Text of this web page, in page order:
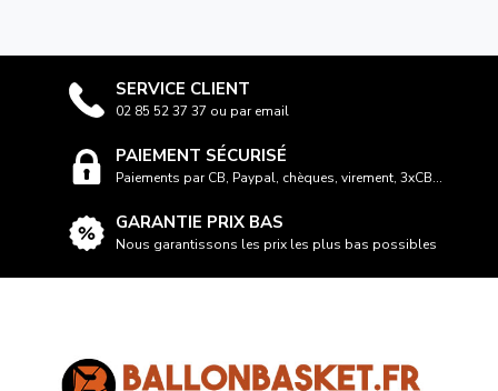
SERVICE CLIENT
02 85 52 37 37 ou par email
PAIEMENT SÉCURISÉ
Paiements par CB, Paypal, chèques, virement, 3xCB...
GARANTIE PRIX BAS
Nous garantissons les prix les plus bas possibles